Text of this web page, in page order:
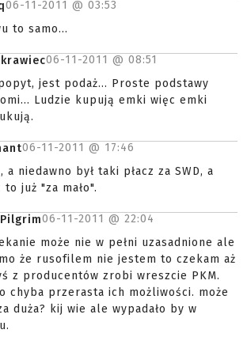
06-11-2011 @ 03:53
to samo...
06-11-2011 @ 08:51
jest podaż... Proste podstawy
Ludzie kupują emki więc emki
06-11-2011 @ 17:46
a niedawno był taki płacz za SWD, a
już "za mało".
06-11-2011 @ 22:04
może nie w pełni uzasadnione ale
że rusofilem nie jestem to czekam aż
z producentów zrobi wreszcie PKM.
chyba przerasta ich możliwości. może
duża? kij wie ale wypadało by w